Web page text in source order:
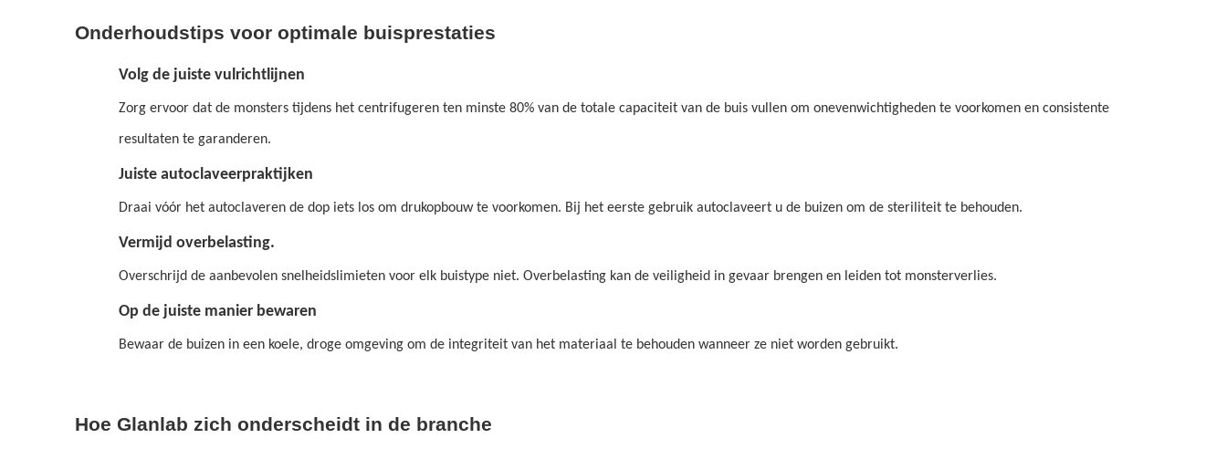
Onderhoudstips voor optimale buisprestaties
Volg de juiste vulrichtlijnen
Zorg ervoor dat de monsters tijdens het centrifugeren ten minste 80% van de totale capaciteit van de buis vullen om onevenwichtigheden te voorkomen en consistente
resultaten te garanderen.
Juiste autoclaveerpraktijken
Draai vóór het autoclaveren de dop iets los om drukopbouw te voorkomen. Bij het eerste gebruik autoclaveert u de buizen om de steriliteit te behouden.
Vermijd overbelasting.
Overschrijd de aanbevolen snelheidslimieten voor elk buistype niet. Overbelasting kan de veiligheid in gevaar brengen en leiden tot monsterverlies.
Op de juiste manier bewaren
Bewaar de buizen in een koele, droge omgeving om de integriteit van het materiaal te behouden wanneer ze niet worden gebruikt.
Hoe Glanlab zich onderscheidt in de branche